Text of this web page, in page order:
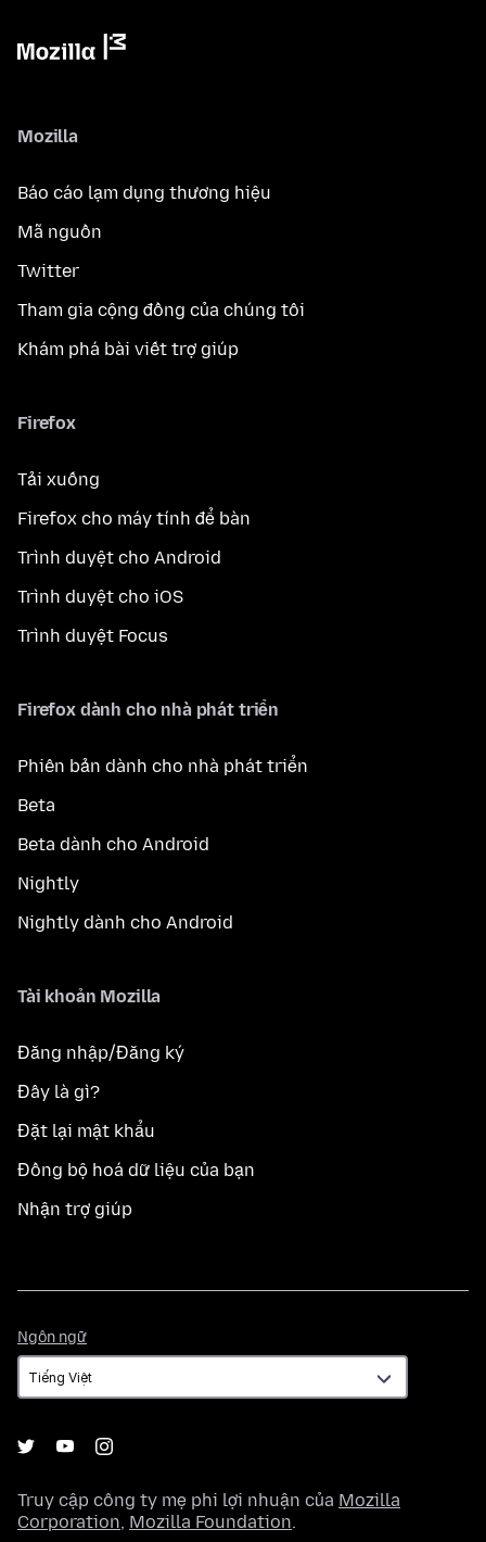
Mozilla
Báo cáo lạm dụng thương hiệu
Mã nguồn
Twitter
Tham gia cộng đồng của chúng tôi
Khám phá bài viết trợ giúp
Firefox
Tải xuống
Firefox cho máy tính để bàn
Trình duyệt cho Android
Trình duyệt cho iOS
Trình duyệt Focus
Firefox dành cho nhà phát triển
Phiên bản dành cho nhà phát triển
Beta
Beta dành cho Android
Nightly
Nightly dành cho Android
Tài khoản Mozilla
Đăng nhập/Đăng ký
Đây là gì?
Đặt lại mật khẩu
Đồng bộ hoá dữ liệu của bạn
Nhận trợ giúp
Ngôn ngữ
ngữ
Truy cập công ty mẹ phi lợi nhuận của Mozilla
Corporation, Mozilla Foundation.